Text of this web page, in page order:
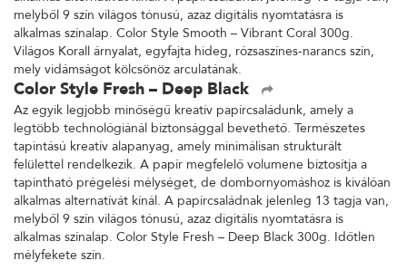
melyből 9 szín világos tónusú, azaz digitális nyomtatásra is
alkalmas színalap. Color Style Smooth – Vibrant Coral 300g.
Világos Korall árnyalat, egyfajta hideg, rózsaszínes-narancs szín,
mely vidámságot kölcsönöz arculatának.
Color Style Fresh – Deep Black
Az egyik legjobb minőségű kreatív papírcsaládunk, amely a
legtöbb technológiánál biztonsággal bevethető. Természetes
tapintású kreatív alapanyag, amely minimálisan strukturált
felülettel rendelkezik. A papír megfelelő volumene biztosítja a
tapintható prégelési mélységet, de dombornyomáshoz is kiválóan
alkalmas alternatívát kínál. A papírcsaládnak jelenleg 13 tagja van,
melyből 9 szín világos tónusú, azaz digitális nyomtatásra is
alkalmas színalap. Color Style Fresh – Deep Black 300g. Időtlen
mélyfekete szín.